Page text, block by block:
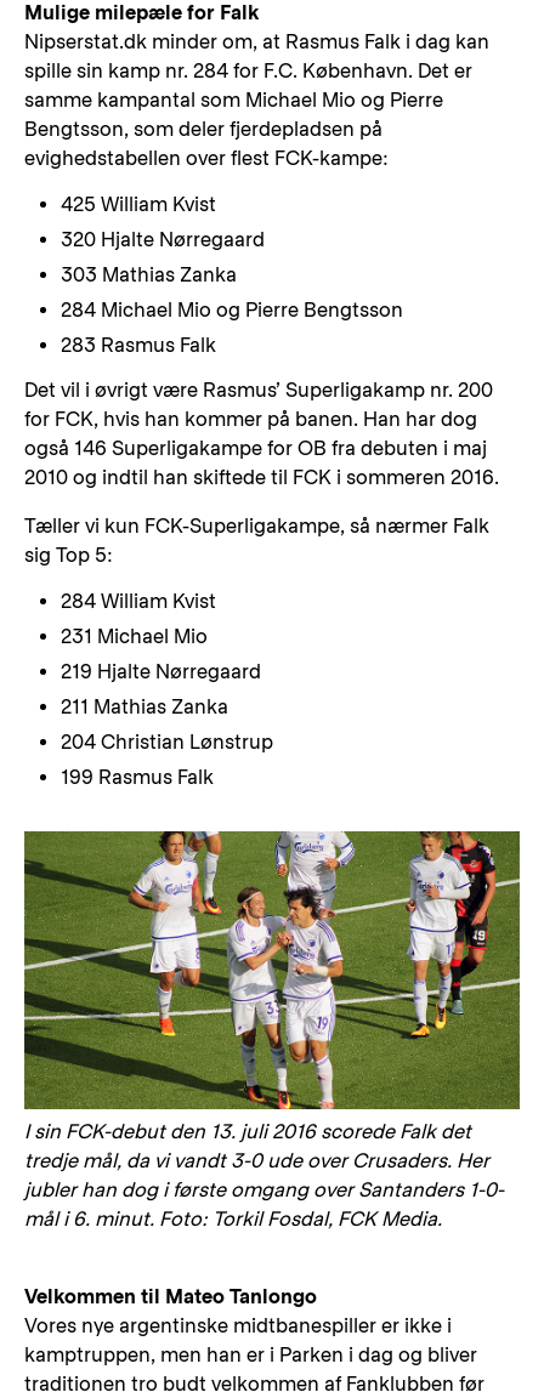
Mulige milepæle for Falk
Nipserstat.dk minder om, at Rasmus Falk i dag kan
spille sin kamp nr. 284 for F.C. København. Det er
samme kampantal som Michael Mio og Pierre
Bengtsson, som deler fjerdepladsen på
evighedstabellen over flest FCK-kampe:
425 William Kvist
320 Hjalte Nørregaard
303 Mathias Zanka
284 Michael Mio og Pierre Bengtsson
283 Rasmus Falk
Det vil i øvrigt være Rasmus’ Superligakamp nr. 200
for FCK, hvis han kommer på banen. Han har dog
også 146 Superligakampe for OB fra debuten i maj
2010 og indtil han skiftede til FCK i sommeren 2016.
Tæller vi kun FCK-Superligakampe, så nærmer Falk
sig Top 5:
284 William Kvist
231 Michael Mio
219 Hjalte Nørregaard
211 Mathias Zanka
204 Christian Lønstrup
199 Rasmus Falk
I sin FCK-debut den 13. juli 2016 scorede Falk det
tredje mål, da vi vandt 3-0 ude over Crusaders. Her
jubler han dog i første omgang over Santanders 1-0-
mål i 6. minut. Foto: Torkil Fosdal, FCK Media.
Velkommen til Mateo Tanlongo
Vores nye argentinske midtbanespiller er ikke i
kamptruppen, men han er i Parken i dag og bliver
traditionen tro budt velkommen af Fanklubben før